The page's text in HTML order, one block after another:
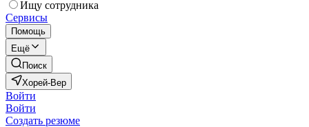
Ищу сотрудника
Сервисы
Помощь
Ещё
Поиск
Хорей-Вер
Войти
Войти
Создать резюме